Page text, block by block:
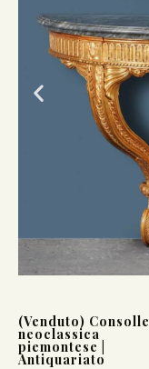
(Venduto) Consolle
neoclassica
piemontese |
Antiquariato